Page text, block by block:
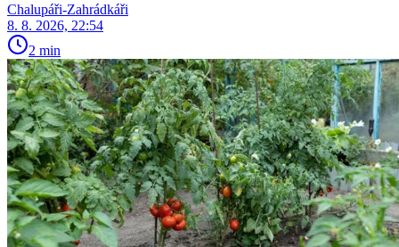
Chalupáři-Zahrádkáři
8. 8. 2026, 22:54
2 min